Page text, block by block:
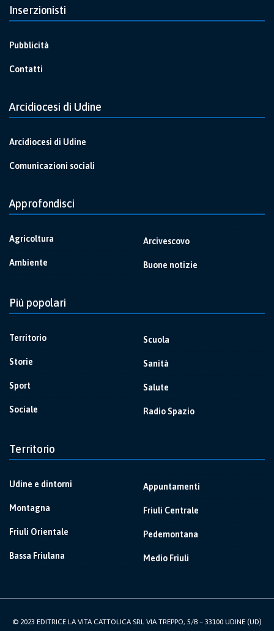
Inserzionisti
Pubblicità
Contatti
Arcidiocesi di Udine
Arcidiocesi di Udine
Comunicazioni sociali
Approfondisci
Agricoltura
Ambiente
Arcivescovo
Buone notizie
Più popolari
Territorio
Storie
Sport
Sociale
Scuola
Sanità
Salute
Radio Spazio
Territorio
Udine e dintorni
Montagna
Friuli Orientale
Bassa Friulana
Appuntamenti
Friuli Centrale
Pedemontana
Medio Friuli
© 2023 EDITRICE LA VITA CATTOLICA SRL VIA TREPPO, 5/B – 33100 UDINE (UD)